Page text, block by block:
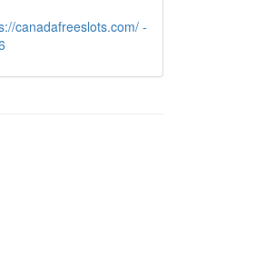
canadafreeslots.com/ -